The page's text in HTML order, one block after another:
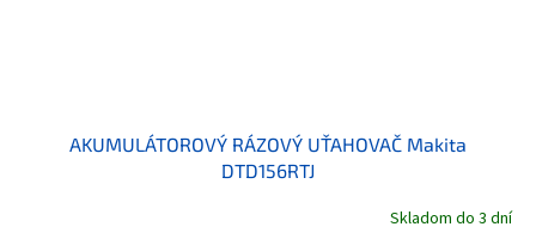
AKUMULÁTOROVÝ RÁZOVÝ UŤAHOVAČ Makita
DTD156RTJ
Skladom do 3 dní